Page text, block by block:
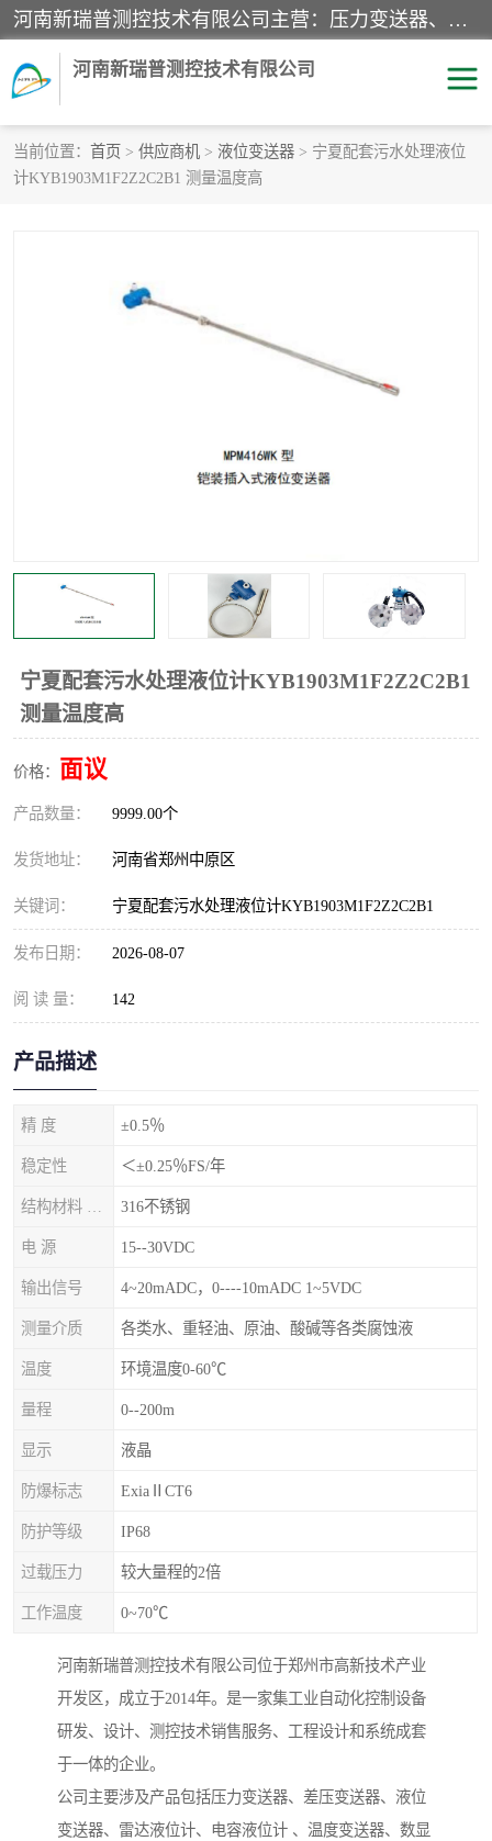
河南新瑞普测控技术有限公司主营：压力变送器、液位变送器、差压变送器、雷达料位计、电容物位计、温度显示控制仪表、电量变送器、流量计、工业自动化系统成套设备。
河南新瑞普测控技术有限公司
当前位置： 首页 > 供应商机 > 液位变送器 > 宁夏配套污水处理液位
计KYB1903M1F2Z2C2B1 测量温度高
宁夏配套污水处理液位计KYB1903M1F2Z2C2B1
测量温度高
价格： 面议
产品数量： 9999.00个
发货地址： 河南省郑州中原区
关键词： 宁夏配套污水处理液位计KYB1903M1F2Z2C2B1
发布日期： 2026-08-07
阅 读 量： 142
产品描述
精 度 ±0.5％
稳定性 ＜±0.25％FS/年
316不锈钢
电 源 15--30VDC
输出信号 4~20mADC，0----10mADC 1~5VDC
测量介质 各类水、重轻油、原油、酸碱等各类腐蚀液
温度 环境温度0-60℃
量程 0--200m
显示 液晶
防爆标志 ExiaⅡCT6
防护等级 IP68
过载压力 较大量程的2倍
工作温度 0~70℃
河南新瑞普测控技术有限公司位于郑州市高新技术产业
开发区，成立于2014年。是一家集工业自动化控制设备
研发、设计、测控技术销售服务、工程设计和系统成套
于一体的企业。
公司主要涉及产品包括压力变送器、差压变送器、液位
变送器、雷达液位计、电容液位计 、温度变送器、数显
霍尼韦尔压力变送器
液位变送器
罐旁显示仪
电容物位计